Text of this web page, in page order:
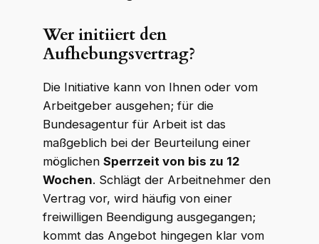
Wer initiiert den
Aufhebungsvertrag?
Die Initiative kann von Ihnen oder vom
Arbeitgeber ausgehen; für die
Bundesagentur für Arbeit ist das
maßgeblich bei der Beurteilung einer
möglichen Sperrzeit von bis zu 12
Wochen. Schlägt der Arbeitnehmer den
Vertrag vor, wird häufig von einer
freiwilligen Beendigung ausgegangen;
kommt das Angebot hingegen klar vom